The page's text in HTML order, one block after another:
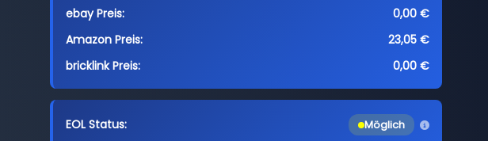
ebay Preis:
0,00 €
Amazon Preis:
23,05 €
bricklink Preis:
0,00 €
EOL Status: Möglich